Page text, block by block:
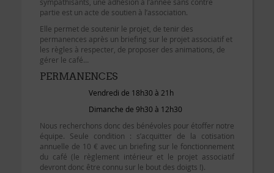
partie est un acte de soutien à l’association.
Elle permet de soutenir le projet, de tenir des
permanences après un briefing sur le projet associatif et
les règles à respecter, de proposer des animations, de
gérer le café…
PERMANENCES
Vendredi de 18h30 à 21h
Dimanche de 9h30 à 12h30
Nous recherchons donc des bénévoles pour étoffer notre
équipe. Seule condition : s’acquitter de la cotisation
annuelle de 10 € avec un briefing sur le fonctionnement
du café (le règlement intérieur et le projet associatif
devront donc être connu sur le bout des doigts !).